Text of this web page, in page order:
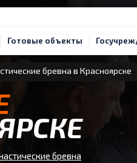
Готовые объекты
бревна в Красноярске
бревна